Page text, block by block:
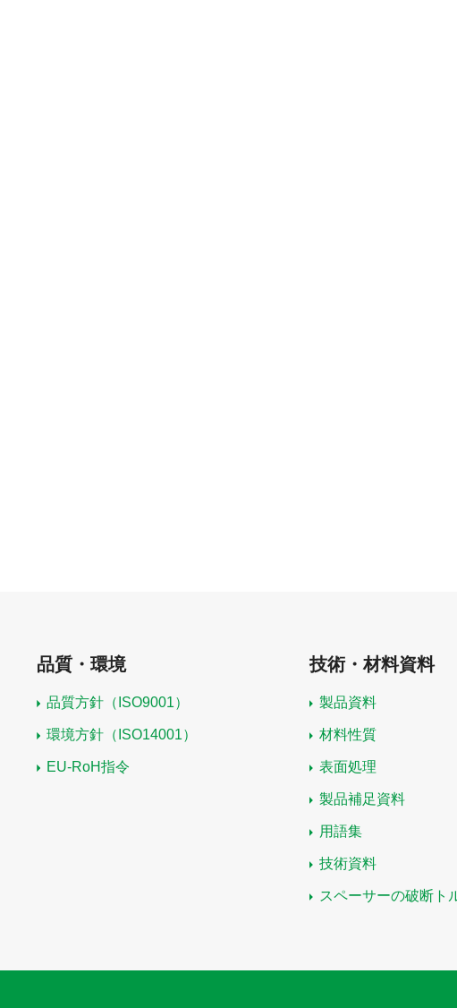
品質・環境
品質方針（ISO9001）
環境方針（ISO14001）
EU-RoH指令
技術・材料資料
製品資料
材料性質
表面処理
製品補足資料
用語集
技術資料
スペーサーの破断ト